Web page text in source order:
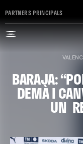
PARTNERS PRINCIPALS
BARAJA:
DEMÀ I
UN